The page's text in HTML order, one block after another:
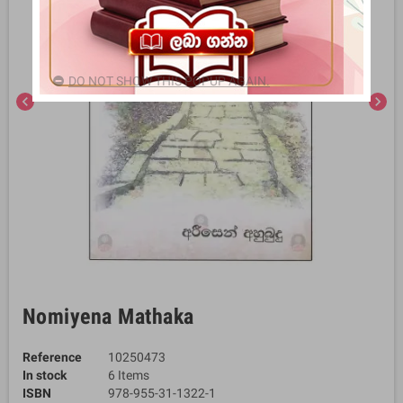
chevron_left chevron_right
Nomiyena Mathaka
Reference
10250473
In stock
6 Items
ISBN
978-955-31-1322-1
DO NOT SHOW THIS POPUP AGAIN.